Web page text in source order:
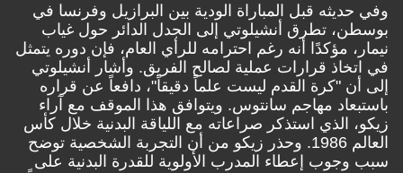
وفي حديثه قبل المباراة الودية بين البرازيل وفرنسا في
بوسطن، تطرق أنشيلوتي إلى الجدل الدائر حول غياب
نيمار، مؤكدًا أنه رغم احترامه للرأي العام، فإن دوره يتمثل
في اتخاذ قرارات عملية لصالح الفريق. وأشار أنشيلوتي
إلى أن "كرة القدم ليست علماً دقيقاً"، دافعاً عن قراره
باستبعاد مهاجم سانتوس. ويتوافق هذا الموقف مع آراء
زيكو، الذي استذكر صراعاته مع اللياقة البدنية خلال كأس
العالم 1986. وحذر زيكو من أن التجربة الشخصية توضح
سبب وجوب إعطاء المدرب الأولوية للقدرة البدنية على